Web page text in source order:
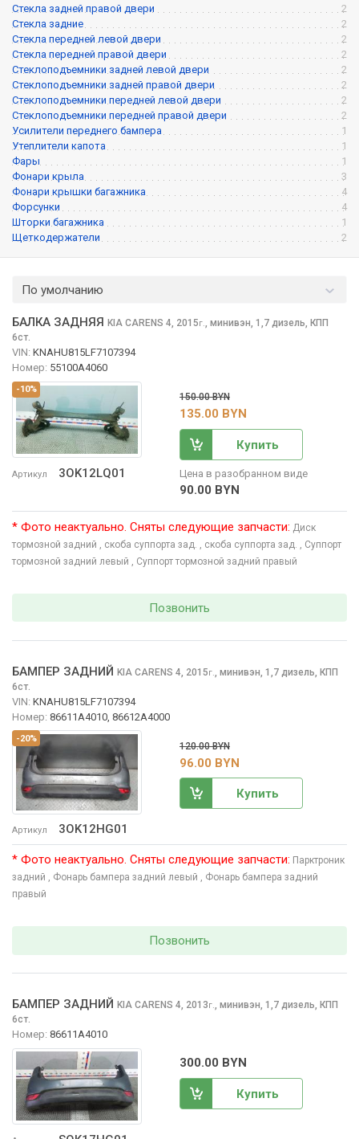
Стекла задней правой двери
2
Стекла задние
2
Стекла передней левой двери
2
Стекла передней правой двери
2
Стеклоподъемники задней левой двери
2
Стеклоподъемники задней правой двери
2
Стеклоподъемники передней левой двери
2
Стеклоподъемники передней правой двери
2
Усилители переднего бампера
1
Утеплители капота
1
Фары
1
Фонари крыла
3
Фонари крышки багажника
4
Форсунки
4
Шторки багажника
1
Щеткодержатели
2
По умолчанию
-10%
Артикул 3OK12LQ01
БАЛКА ЗАДНЯЯ KIA CARENS 4, 2015г., минивэн, 1,7 дизель, КПП
6ст.
VIN: KNAHU815LF7107394
Номер: 55100A4060
150.00 BYN
135.00 BYN
Купить
Цена в разобранном виде
90.00 BYN
* Фото неактуально. Сняты следующие запчасти: Диск
тормозной задний , скоба суппорта зад. , скоба суппорта зад. , Суппорт
тормозной задний левый , Суппорт тормозной задний правый
Позвонить
-20%
Артикул 3OK12HG01
БАМПЕР ЗАДНИЙ KIA CARENS 4, 2015г. минивэн, 1,7 дизель, КПП
6ст.
VIN: KNAHU815LF7107394
Номер: 86611A4010, 86612A4000
120.00 BYN
96.00 BYN
Купить
* Фото неактуально. Сняты следующие запчасти: Парктроник
задний , Фонарь бампера задний левый , Фонарь бампера задний
правый
Позвонить
БАМПЕР ЗАДНИЙ KIA CARENS 4, 2013г., минивэн, 1,7 дизель, КПП
6ст.
Номер: 86611A4010
300.00 BYN
Купить